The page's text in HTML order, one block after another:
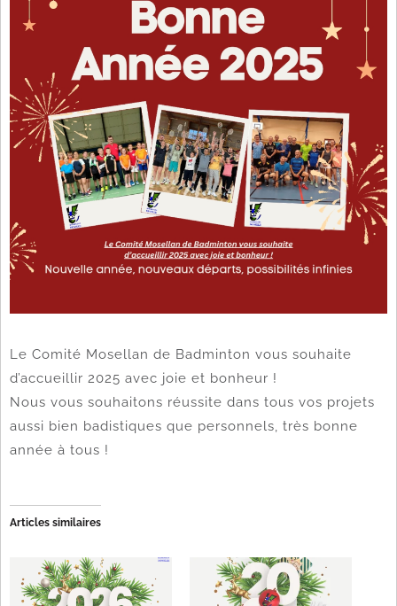
Le Comité Mosellan de Badminton vous souhaite
d’accueillir 2025 avec joie et bonheur !
Nous vous souhaitons réussite dans tous vos projets
aussi bien badistiques que personnels, très bonne
année à tous !
Articles similaires